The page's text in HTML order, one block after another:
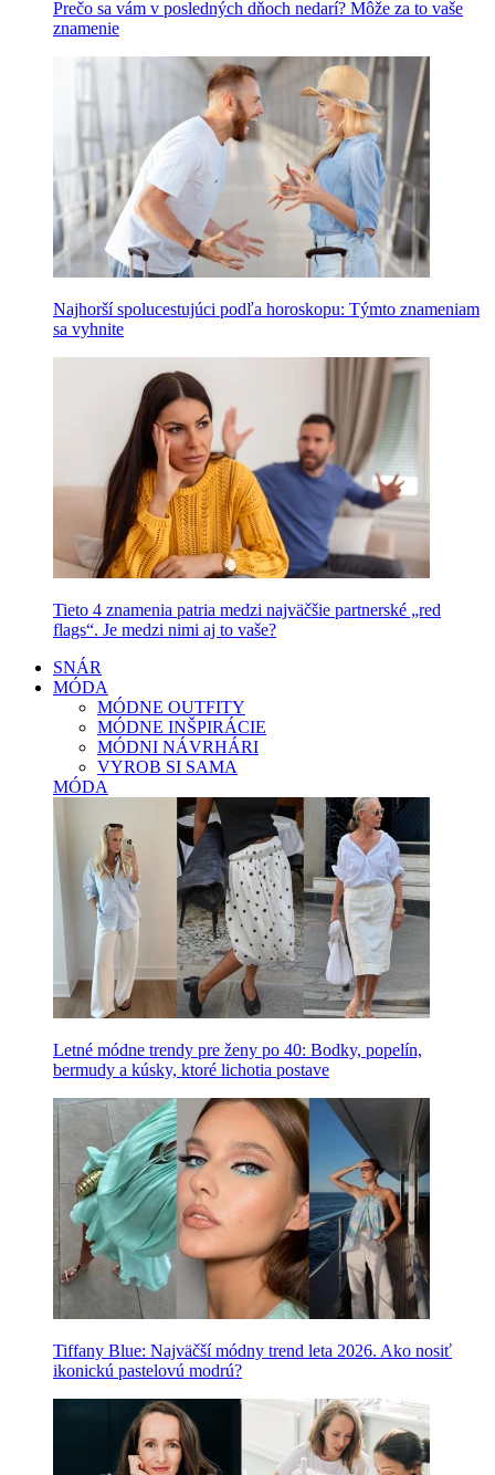
Prečo sa vám v posledných dňoch nedarí? Môže za to vaše
znamenie
Najhorší spolucestujúci podľa horoskopu: Týmto znameniam
sa vyhnite
Tieto 4 znamenia patria medzi najväčšie partnerské „red
flags“. Je medzi nimi aj to vaše?
SNÁR
MÓDA
MÓDNE OUTFITY
MÓDNE INŠPIRÁCIE
MÓDNI NÁVRHÁRI
VYROB SI SAMA
MÓDA
Letné módne trendy pre ženy po 40: Bodky, popelín,
bermudy a kúsky, ktoré lichotia postave
Tiffany Blue: Najväčší módny trend leta 2026. Ako nosiť
ikonickú pastelovú modrú?